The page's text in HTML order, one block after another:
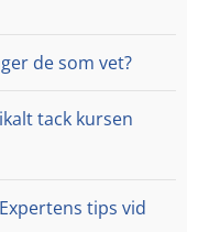
de som vet?
tack kursen
tips vid